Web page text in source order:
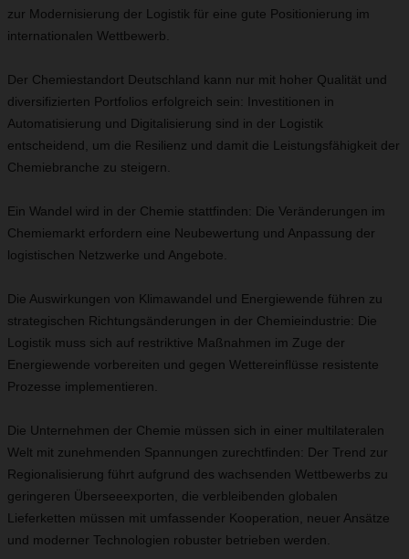
zur Modernisierung der Logistik für eine gute Positionierung im
internationalen Wettbewerb.
Der Chemiestandort Deutschland kann nur mit hoher Qualität und
diversifizierten Portfolios erfolgreich sein: Investitionen in
Automatisierung und Digitalisierung sind in der Logistik
entscheidend, um die Resilienz und damit die Leistungsfähigkeit der
Chemiebranche zu steigern.
Ein Wandel wird in der Chemie stattfinden: Die Veränderungen im
Chemiemarkt erfordern eine Neubewertung und Anpassung der
logistischen Netzwerke und Angebote.
Die Auswirkungen von Klimawandel und Energiewende führen zu
strategischen Richtungsänderungen in der Chemieindustrie: Die
Logistik muss sich auf restriktive Maßnahmen im Zuge der
Energiewende vorbereiten und gegen Wettereinflüsse resistente
Prozesse implementieren.
Die Unternehmen der Chemie müssen sich in einer multilateralen
Welt mit zunehmenden Spannungen zurechtfinden: Der Trend zur
Regionalisierung führt aufgrund des wachsenden Wettbewerbs zu
geringeren Überseeexporten, die verbleibenden globalen
Lieferketten müssen mit umfassender Kooperation, neuer Ansätze
und moderner Technologien robuster betrieben werden.